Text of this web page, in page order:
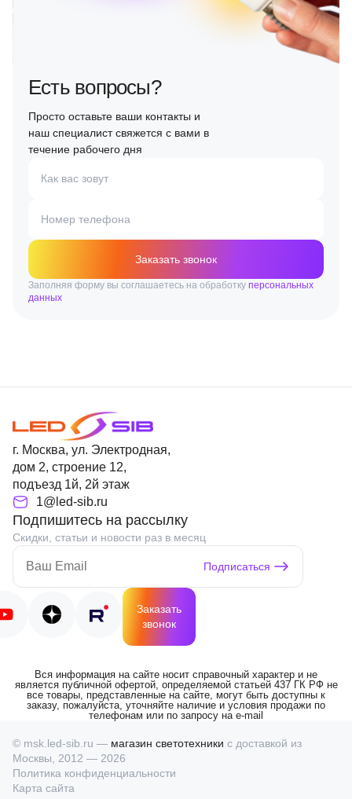
Есть вопросы?
Просто оставьте ваши контакты и
наш специалист свяжется с вами в
течение рабочего дня
Как вас зовут
Номер телефона
Заказать звонок
Заполняя форму вы соглашаетесь на обработку персональных
данных
г. Москва, ул. Электродная,
дом 2, строение 12,
подъезд 1й, 2й этаж
1@led-sib.ru
Подпишитесь на рассылку
Скидки, статьи и новости раз в месяц
Подписаться
Заказать
звонок
Вся информация на сайте носит справочный характер и не
является публичной офертой, определяемой статьей 437 ГК РФ не
все товары, представленные на сайте, могут быть доступны к
заказу, пожалуйста, уточняйте наличие и условия продажи по
телефонам или по запросу на e-mail
© msk.led-sib.ru — магазин светотехники с доставкой из
Москвы, 2012 — 2026
Политика конфиденциальности
Карта сайта